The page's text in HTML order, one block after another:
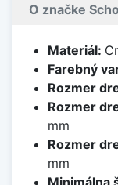
O značke
Materiál:
Farebný
Rozmer
Rozmer
mm
Rozmer
mm
Minimálna